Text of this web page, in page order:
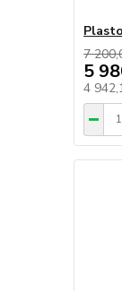
7
5
4